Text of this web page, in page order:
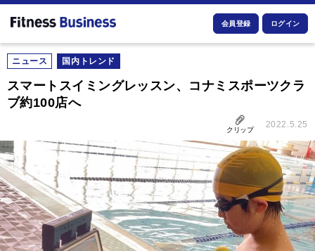
会員登録 ログイン
ニュース 国内トレンド
スマートスイミングレッスン、コナミスポーツクラ
ブ約100店へ
クリップ
2022.5.25